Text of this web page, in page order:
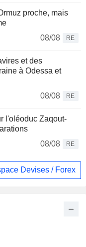
proche, mais
08/08
RE
et des
à Odessa et
08/08
RE
l'oléoduc Zaqout-
08/08
RE
Devises / Forex